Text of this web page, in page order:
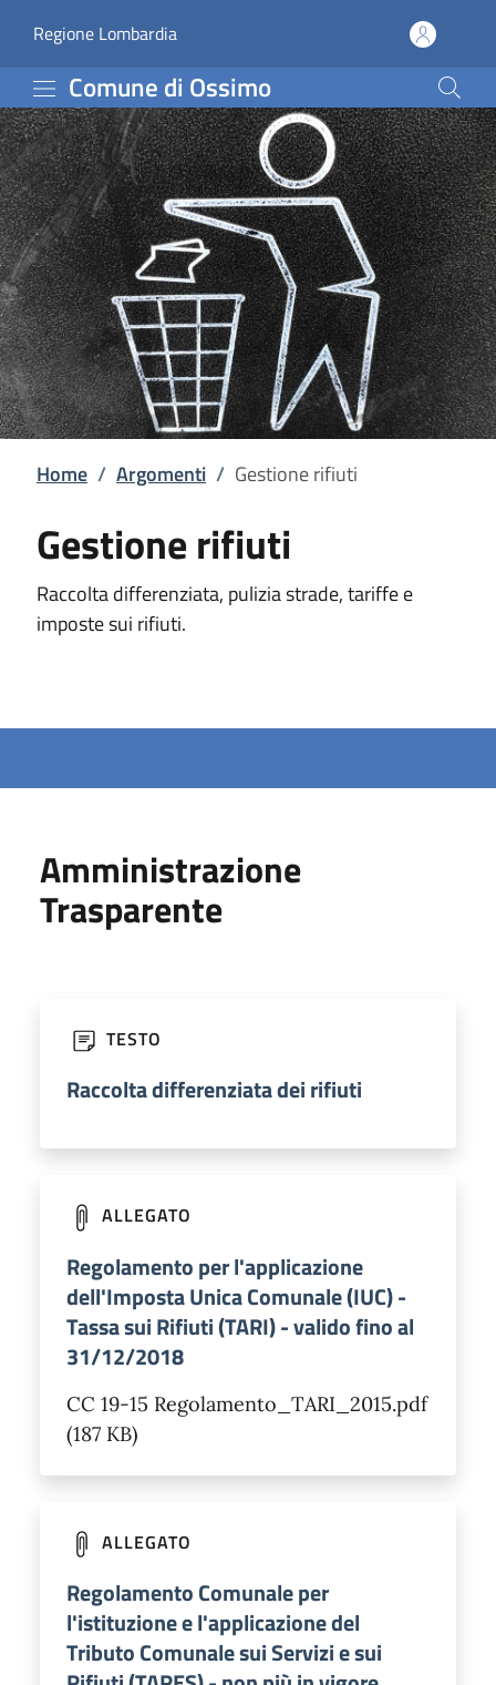
Gestione rifiuti |
Regione Lombardia(apre in un'altra scheda).
Comune di Ossimo
Home / Argomenti / Gestione rifiuti
Gestione rifiuti
Raccolta differenziata, pulizia strade, tariffe e
imposte sui rifiuti.
Amministrazione
Trasparente
TESTO
Raccolta differenziata dei rifiuti
ALLEGATO
Regolamento per l'applicazione
dell'Imposta Unica Comunale (IUC) -
Tassa sui Rifiuti (TARI) - valido fino al
31/12/2018
CC 19-15 Regolamento_TARI_2015.pdf
(187 KB)
ALLEGATO
Regolamento Comunale per
l'istituzione e l'applicazione del
Tributo Comunale sui Servizi e sui